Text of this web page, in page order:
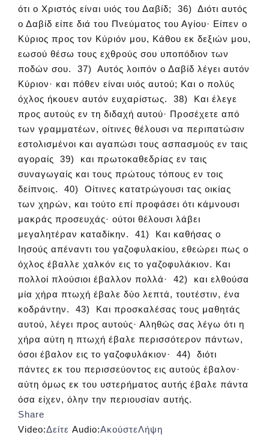
ότι ο Χριστός είναι υιός του Δαβίδ; 36) Διότι αυτός
ο Δαβίδ είπε διά του Πνεύματος του Αγίου· Είπεν ο
Κύριος προς τον Κύριόν μου, Κάθου εκ δεξιών μου,
εωσού θέσω τους εχθρούς σου υποπόδιον των
ποδών σου. 37) Αυτός λοιπόν ο Δαβίδ λέγει αυτόν
Κύριον· και πόθεν είναι υιός αυτού; Και ο πολύς
όχλος ήκουεν αυτόν ευχαρίστως. 38) Και έλεγε
προς αυτούς εν τη διδαχή αυτού· Προσέχετε από
των γραμματέων, οίτινες θέλουσι να περιπατώσιν
εστολισμένοι και αγαπώσι τους ασπασμούς εν ταις
αγοραίς 39) και πρωτοκαθεδρίας εν ταις
συναγωγαίς και τους πρώτους τόπους εν τοις
δείπνοις. 40) Οίτινες κατατρώγουσι τας οικίας
των χηρών, και τούτο επί προφάσει ότι κάμνουσι
μακράς προσευχάς· ούτοι θέλουσι λάβει
μεγαλητέραν καταδίκην. 41) Και καθήσας ο
Ιησούς απέναντι του γαζοφυλακίου, εθεώρει πως ο
όχλος έβαλλε χαλκόν εις το γαζοφυλάκιον. Και
πολλοί πλούσιοι έβαλλον πολλά· 42) και ελθούσα
μία χήρα πτωχή έβαλε δύο λεπτά, τουτέστιν, ένα
κοδράντην. 43) Και προσκαλέσας τους μαθητάς
αυτού, λέγει προς αυτούς· Αληθώς σας λέγω ότι η
χήρα αύτη η πτωχή έβαλε περισσότερον πάντων,
όσοι έβαλον εις το γαζοφυλάκιον· 44) διότι
πάντες εκ του περισσεύοντος εις αυτούς έβαλον·
αύτη όμως εκ του υστερήματος αυτής έβαλε πάντα
όσα είχεν, όλην την περιουσίαν αυτής.
Share
Video:Δείτε Audio:ΑκούστεΛήψη